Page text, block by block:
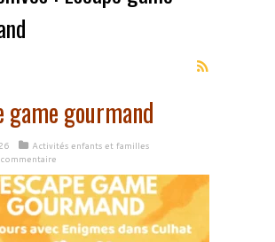
game gourmand
Activités enfants et familles